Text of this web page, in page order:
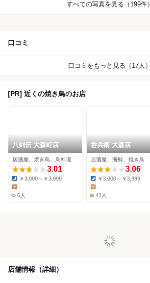
すべての写真を見る（199件）
口コミ
口コミをもっと見る（17人）
[PR] 近くの焼き鳥のお店
八剣伝 大森町店
居酒屋、焼き鳥、鳥料理
3.01
Dinner:
￥3,000～￥3,999
Lunch:
-
6人
呑兵衛 大森店
居酒屋、海鮮、焼き鳥
3.06
Dinner:
￥3,000～￥3,999
Lunch:
-
41人
店舗情報（詳細）